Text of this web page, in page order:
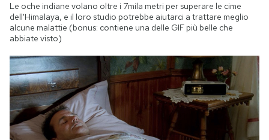
Le oche indiane volano oltre i 7mila metri per superare le cime
dell'Himalaya, e il loro studio potrebbe aiutarci a trattare meglio
alcune malattie (bonus: contiene una delle GIF più belle che
abbiate visto)